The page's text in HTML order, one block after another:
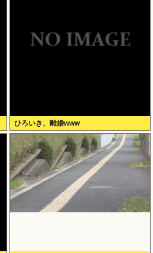
ひろいき、離婚www